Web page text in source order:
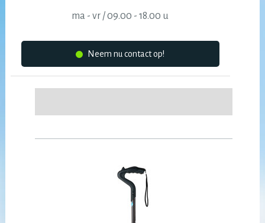
ma - vr / 09.00 - 18.00 u
Neem nu contact op!